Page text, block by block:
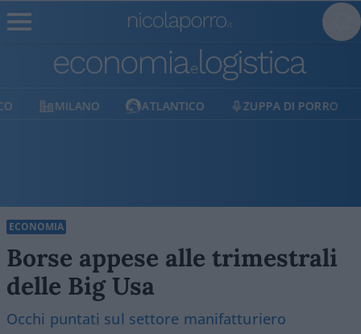
MILANO ATLANTICO ZUPPA DI PORRO
ECONOMIA
Borse appese alle trimestrali
delle Big Usa
Occhi puntati sul settore manifatturiero